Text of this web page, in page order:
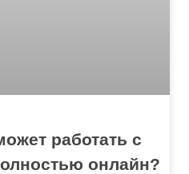
работать с
онлайн?